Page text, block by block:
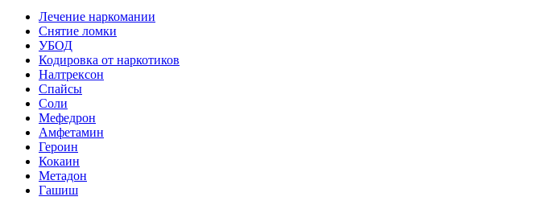
Лечение наркомании
Снятие ломки
УБОД
Кодировка от наркотиков
Налтрексон
Спайсы
Соли
Мефедрон
Амфетамин
Героин
Кокаин
Метадон
Гашиш